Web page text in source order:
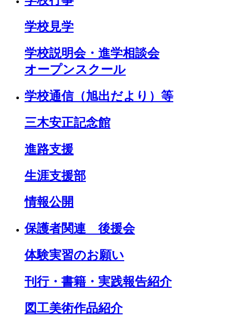
学校見学
学校説明会・進学相談会
オープンスクール
学校通信（旭出だより）等
三木安正記念館
進路支援
生涯支援部
情報公開
保護者関連 後援会
体験実習のお願い
刊行・書籍・実践報告紹介
図工美術作品紹介